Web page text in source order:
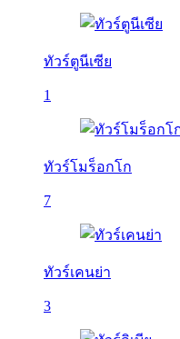
ทัวร์ตูนีเซีย
1
ทัวร์โมร็อกโก
7
ทัวร์เคนย่า
3